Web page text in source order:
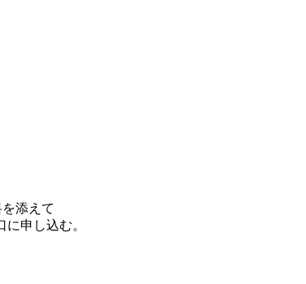
添えて
申し込む。